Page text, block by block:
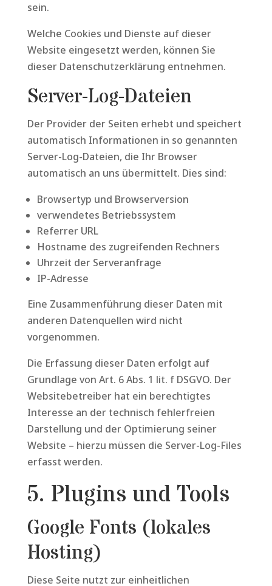
sein.
Welche Cookies und Dienste auf dieser
Website eingesetzt werden, können Sie
dieser Datenschutzerklärung entnehmen.
Server-Log-Dateien
Der Provider der Seiten erhebt und speichert
automatisch Informationen in so genannten
Server-Log-Dateien, die Ihr Browser
automatisch an uns übermittelt. Dies sind:
Browsertyp und Browserversion
verwendetes Betriebssystem
Referrer URL
Hostname des zugreifenden Rechners
Uhrzeit der Serveranfrage
IP-Adresse
Eine Zusammenführung dieser Daten mit
anderen Datenquellen wird nicht
vorgenommen.
Die Erfassung dieser Daten erfolgt auf
Grundlage von Art. 6 Abs. 1 lit. f DSGVO. Der
Websitebetreiber hat ein berechtigtes
Interesse an der technisch fehlerfreien
Darstellung und der Optimierung seiner
Website – hierzu müssen die Server-Log-Files
erfasst werden.
5. Plugins und Tools
Google Fonts (lokales
Hosting)
Diese Seite nutzt zur einheitlichen